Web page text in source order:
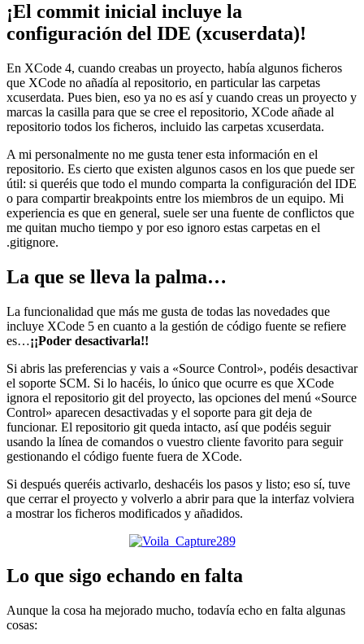
¡El commit inicial incluye la
configuración del IDE (xcuserdata)!
En XCode 4, cuando creabas un proyecto, había algunos ficheros
que XCode no añadía al repositorio, en particular las carpetas
xcuserdata. Pues bien, eso ya no es así y cuando creas un proyecto y
marcas la casilla para que se cree el repositorio, XCode añade al
repositorio todos los ficheros, incluido las carpetas xcuserdata.
A mi personalmente no me gusta tener esta información en el
repositorio. Es cierto que existen algunos casos en los que puede ser
útil: si queréis que todo el mundo comparta la configuración del IDE
o para compartir breakpoints entre los miembros de un equipo. Mi
experiencia es que en general, suele ser una fuente de conflictos que
me quitan mucho tiempo y por eso ignoro estas carpetas en el
.gitignore.
La que se lleva la palma…
La funcionalidad que más me gusta de todas las novedades que
incluye XCode 5 en cuanto a la gestión de código fuente se refiere
es…¡¡Poder desactivarla!!
Si abris las preferencias y vais a «Source Control», podéis desactivar
el soporte SCM. Si lo hacéis, lo único que ocurre es que XCode
ignora el repositorio git del proyecto, las opciones del menú «Source
Control» aparecen desactivadas y el soporte para git deja de
funcionar. El repositorio git queda intacto, así que podéis seguir
usando la línea de comandos o vuestro cliente favorito para seguir
gestionando el código fuente fuera de XCode.
Si después queréis activarlo, deshacéis los pasos y listo; eso sí, tuve
que cerrar el proyecto y volverlo a abrir para que la interfaz volviera
a mostrar los ficheros modificados y añadidos.
Lo que sigo echando en falta
Aunque la cosa ha mejorado mucho, todavía echo en falta algunas
cosas: